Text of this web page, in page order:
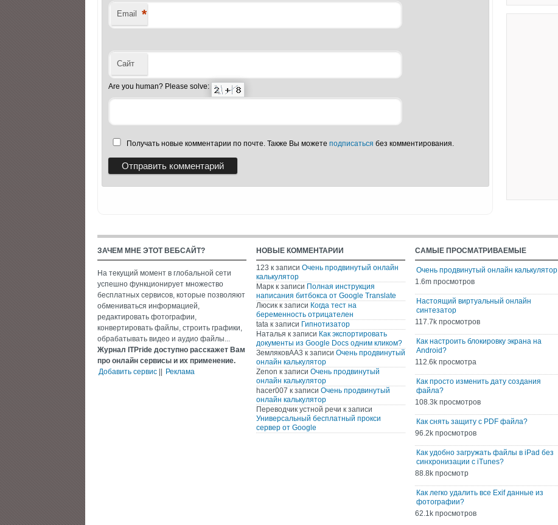
Email *
Сайт
Are you human? Please solve:
Получать новые комментарии по почте. Также Вы можете подписаться без комментирования.
ЗАЧЕМ МНЕ ЭТОТ ВЕБСАЙТ?
На текущий момент в глобальной сети
успешно функционирует множество
бесплатных сервисов, которые позволяют
обмениваться информацией,
редактировать фотографии,
конвертировать файлы, строить графики,
обрабатывать видео и аудио файлы...
Журнал ITPride доступно расскажет Вам
про онлайн сервисы и их применение.
Добавить сервис
Реклама
НОВЫЕ КОММЕНТАРИИ
123 к записи Очень продвинутый онлайн
калькулятор
Марк к записи Полная инструкция
написания битбокса от Google Translate
Люсик к записи Когда тест на
беременность отрицателен
tata к записи Гипнотизатор
Наталья к записи Как экспортировать
документы из Google Docs одним кликом?
ЗемляковАА3 к записи Очень продвинутый
онлайн калькулятор
Zenon к записи Очень продвинутый
онлайн калькулятор
hacer007 к записи Очень продвинутый
онлайн калькулятор
Переводчик устной речи к записи
Универсальный бесплатный прокси
сервер от Google
САМЫЕ ПРОСМАТРИВАЕМЫЕ
Очень продвинутый онлайн калькулятор
1.6m просмотров
Настоящий виртуальный онлайн
синтезатор
117.7k просмотров
Как настроить блокировку экрана на
Android?
112.6k просмотра
Как просто изменить дату создания
файла?
108.3k просмотров
Как снять защиту с PDF файла?
96.2k просмотров
Как удобно загружать файлы в iPad без
синхронизации с iTunes?
88.8k просмотр
Как легко удалить все Exif данные из
фотографии?
62.1k просмотров